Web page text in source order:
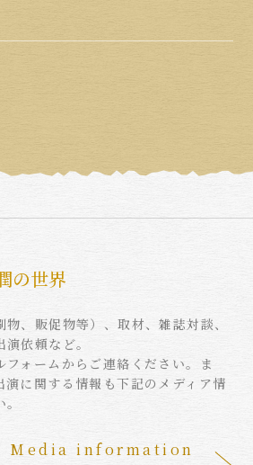
の世界
、販促物等）、取材、雑誌対談、
依頼など。
フォームからご連絡ください。ま
演に関する情報も下記のメディア情
Media information